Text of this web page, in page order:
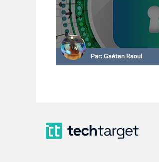
Par: Gaétan Raoul